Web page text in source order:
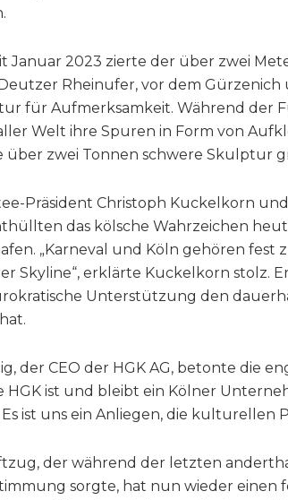
Januar 2023 zierte der über zwei
Rheinufer, vor dem
für Aufmerksamkeit. Während der
Welt ihre Spuren in Form von
über zwei Tonnen schwere Skulptur
Präsident Christoph Kuckelkorn
das kölsche Wahrzeichen
„Karneval und Köln gehören fest
Skyline“, erklärte Kuckelkorn stolz.
Unterstützung den
der CEO der HGK AG, betonte die
HGK ist und bleibt ein Kölner
ist uns ein Anliegen, die
der während der letzten
sorgte, hat nun wieder einen